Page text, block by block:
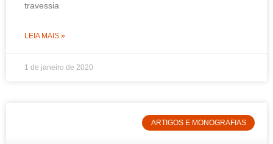
travessia
LEIA MAIS »
1 de janeiro de 2020
ARTIGOS E MONOGRAFIAS